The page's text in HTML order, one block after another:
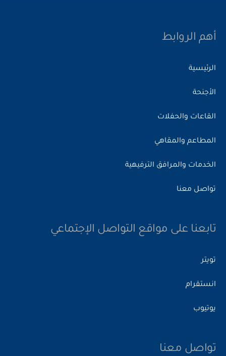
أهم الروابط
الرئيسية
الأجنحة
القاعات والحفلات
المطاعم والمقاهي
الخدمات والمرافق الترفيهية
تواصل معنا
تابعنا على مواقع التواصل الإجتماعي
تويتر
انستقرام
يوتيوب
تواصل معنا